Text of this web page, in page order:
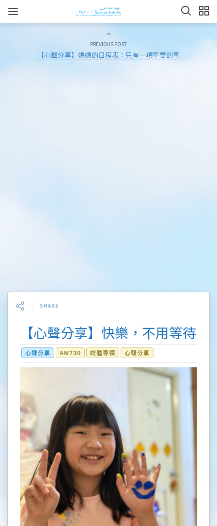
PREVIOUS POST
【心聲分享】媽媽的日程表：只有一項重要的事
SHARE
【心聲分享】快樂，不用等待
心聲分享 AM730 媒體專欄 心聲分享